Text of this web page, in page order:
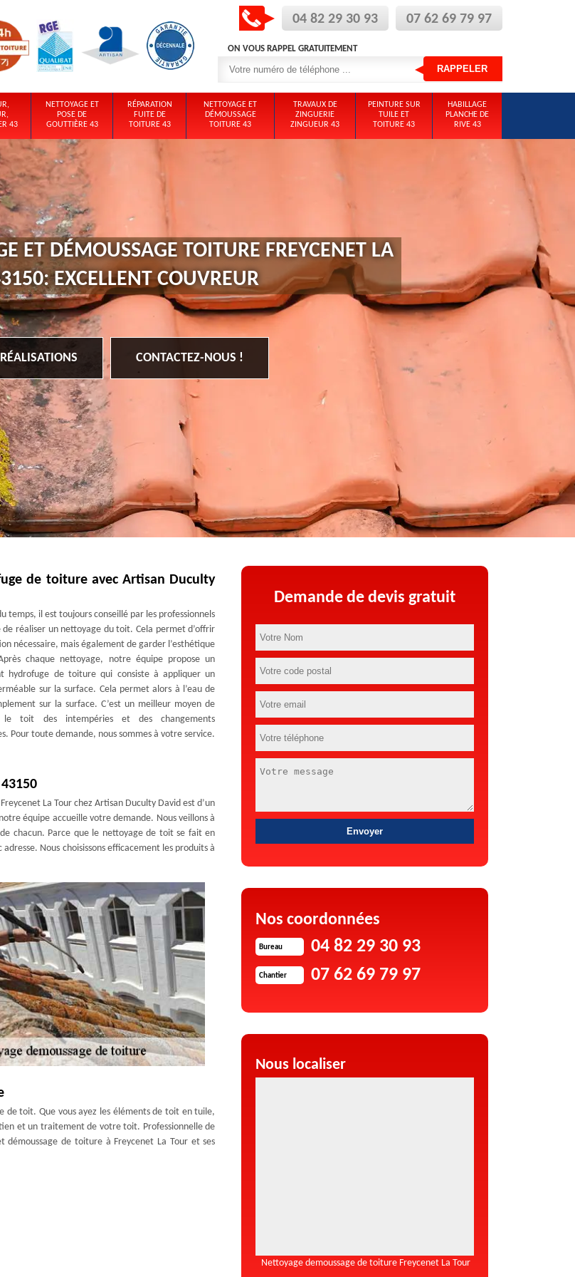
04 82 29 30 93 07 62 69 79 97
ON VOUS RAPPEL GRATUITEMENT
43
NETTOYAGE ET
POSE DE
GOUTTIÈRE 43
RÉPARATION
FUITE DE
TOITURE 43
NETTOYAGE ET
DÉMOUSSAGE
TOITURE 43
TRAVAUX DE
ZINGUERIE
ZINGUEUR 43
PEINTURE SUR
TUILE ET
TOITURE 43
HABILLAGE
PLANCHE DE
RIVE 43
ET DÉMOUSSAGE TOITURE FREYCENET LA
EXCELLENT COUVREUR
CONTACTEZ-NOUS !
de toiture avec Artisan Duculty
temps, il est toujours conseillé par les professionnels
réaliser un nettoyage du toit. Cela permet d’offrir
nécessaire, mais également de garder l’esthétique
chaque nettoyage, notre équipe propose un
hydrofuge de toiture qui consiste à appliquer un
sur la surface. Cela permet alors à l’eau de
sur la surface. C’est un meilleur moyen de
le toit des intempéries et des changements
Pour toute demande, nous sommes à votre service.
La Tour chez Artisan Duculty David est d’un
équipe accueille votre demande. Nous veillons à
chacun. Parce que le nettoyage de toit se fait en
Nous choisissons efficacement les produits à
de toit. Que vous ayez les éléments de toit en tuile,
et un traitement de votre toit. Professionnelle de
de toiture à Freycenet La Tour et ses
Demande de devis gratuit
Nos coordonnées
Bureau 04 82 29 30 93
Chantier 07 62 69 79 97
Nous localiser
Nettoyage demoussage de toiture Freycenet La Tour